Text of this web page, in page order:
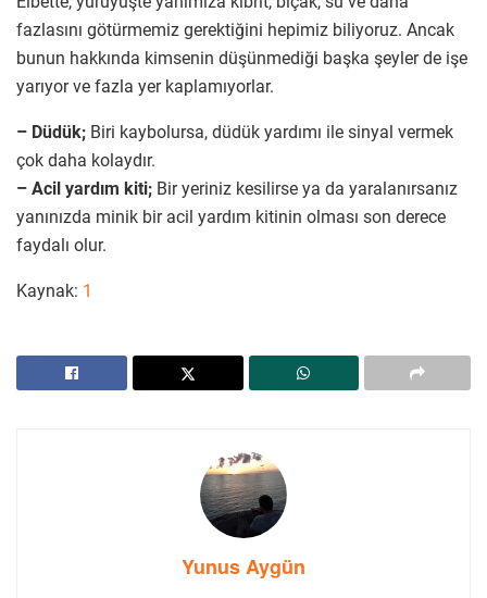
fazlasını götürmemiz gerektiğini hepimiz biliyoruz. Ancak
bunun hakkında kimsenin düşünmediği başka şeyler de işe
yarıyor ve fazla yer kaplamıyorlar.
– Düdük; Biri kaybolursa, düdük yardımı ile sinyal vermek
çok daha kolaydır.
– Acil yardım kiti; Bir yeriniz kesilirse ya da yaralanırsanız
yanınızda minik bir acil yardım kitinin olması son derece
faydalı olur.
Kaynak: 1
Yunus Aygün